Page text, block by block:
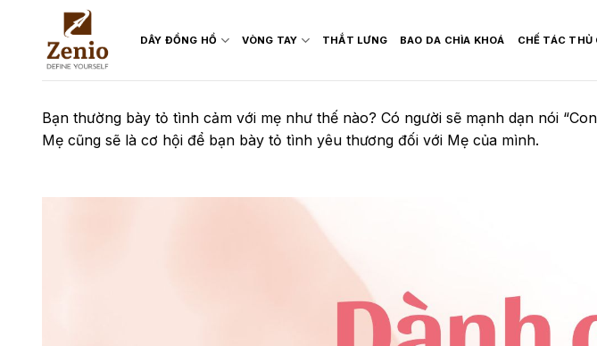
content
DÂY ĐỒNG HỒ VÒNG TAY THẮT LƯNG BAO DA CHÌA KHOÁ CHẾ TÁC THỦ
Bạn thường bày tỏ tình cảm với mẹ như thế nào? Có người sẽ mạnh dạn nói
Mẹ cũng sẽ là cơ hội để bạn bày tỏ tình yêu thương đối với Mẹ của mình.